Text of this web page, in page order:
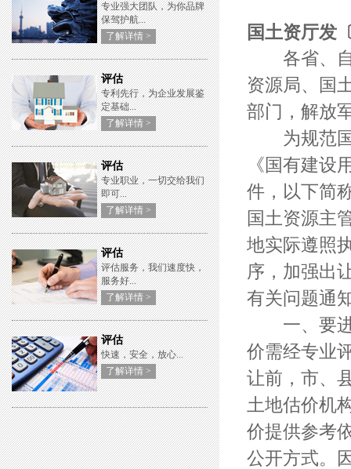
专业强大团队，为你品牌
保驾护航...
了解详情 >
评估
专利先行，为企业发展鉴
定基础...
了解详情 >
评估
专业职业，一切交给我们
即可...
了解详情 >
评估
评估服务，我们速度快，
服务好...
了解详情 >
评估
快速，安全，放心...
了解详情 >
国土资厅发
各省、自
资源局、国
部门，解放
为规范国
《国有建设
件，以下简
国土资源主
地实际遵照
序，加强出
有关问题通
一、要进
价需经专业
让前，市、
土地估价机
价提供参考
公开方式。